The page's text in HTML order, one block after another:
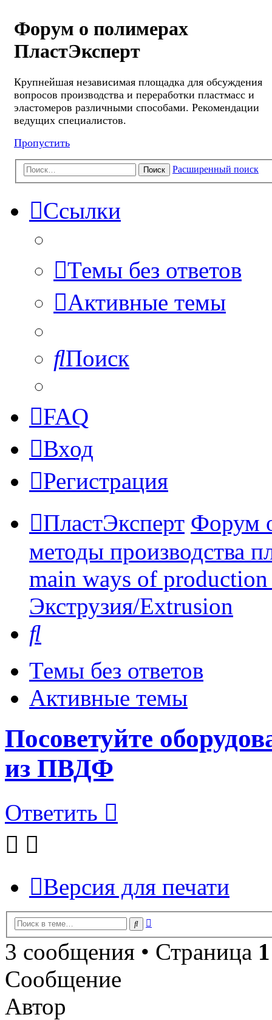
Форум о полимерах
ПластЭксперт
Крупнейшая независимая площадка для обсуждения
вопросов производства и переработки пластмасс и
эластомеров различными способами. Рекомендации
ведущих специалистов.
Пропустить
Поиск Расширенный поиск
Ссылки
Темы без ответов
Активные темы
Поиск
FAQ
Вход
Регистрация
ПластЭксперт Форум
методы производства
main ways of
Экструзия/Extrusion
Темы без ответов
Активные темы
Посоветуйте
из ПВДФ
Ответить
Версия для печати
Поиск
3 сообщения • Страница 1
Сообщение
Автор